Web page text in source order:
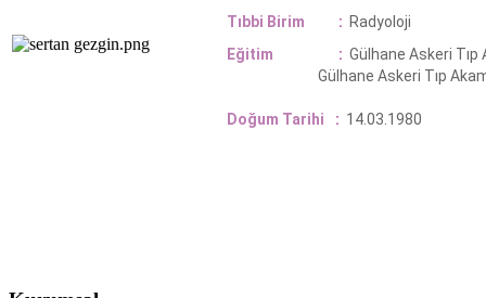
Tıbbi Birim
: Radyoloji
Eğitim
: Gülhane Askeri
Gülhane Askeri Tıp
Doğum Tarihi : 14.03.1980